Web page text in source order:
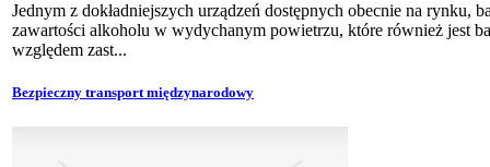
Jednym z dokładniejszych urządzeń dostępnych obecnie na rynku,
zawartości alkoholu w wydychanym powietrzu, które również jest
względem zast...
Bezpieczny transport międzynarodowy